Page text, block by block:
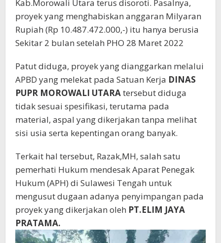
Kab.Morowali Utara terus disoroti. Pasalnya,
proyek yang menghabiskan anggaran Milyaran
Rupiah (Rp 10.487.472.000,-) itu hanya berusia
Sekitar 2 bulan setelah PHO 28 Maret 2022
Patut diduga, proyek yang dianggarkan melalui
APBD yang melekat pada Satuan Kerja DINAS
PUPR MOROWALI UTARAtersebut diduga
tidak sesuai spesifikasi, terutama pada
material, aspal yang dikerjakan tanpa melihat
sisi usia serta kepentingan orang banyak.
Terkait hal tersebut, Razak,MH, salah satu
pemerhati Hukum mendesak Aparat Penegak
Hukum (APH) di Sulawesi Tengah untuk
mengusut dugaan adanya penyimpangan pada
proyek yang dikerjakan oleh PT.ELIM JAYA
PRATAMA.